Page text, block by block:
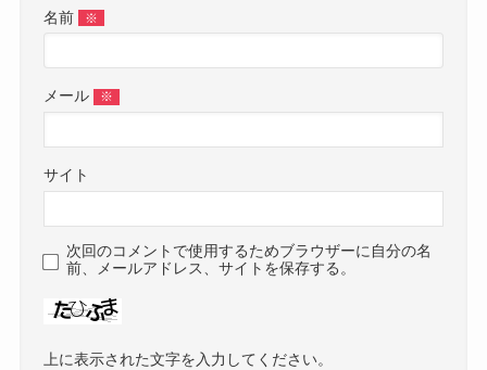
名前 ※
メール ※
サイト
次回のコメントで使用するためブラウザーに自分の名
前、メールアドレス、サイトを保存する。
上に表示された文字を入力してください。